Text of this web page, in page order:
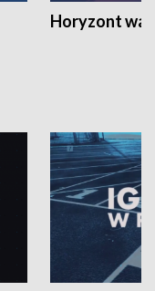
Horyzont